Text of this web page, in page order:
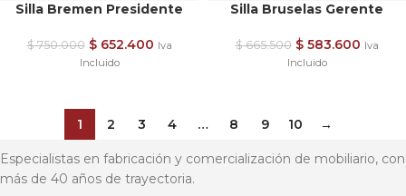
Silla Bremen Presidente
$750.000 $652.400 Iva
Incluido
Silla Bruselas Gerente
$665.500 $583.600 Iva
Incluido
1 2 3 4 … 8 9 10 →
Especialistas en fabricación y comercialización de mobiliario, con
más de 40 años de trayectoria.